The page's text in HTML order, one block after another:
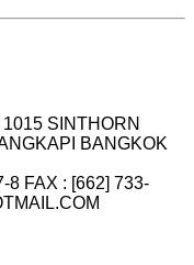
SINTHORN
BANGKOK
8 FAX : [662] 733-